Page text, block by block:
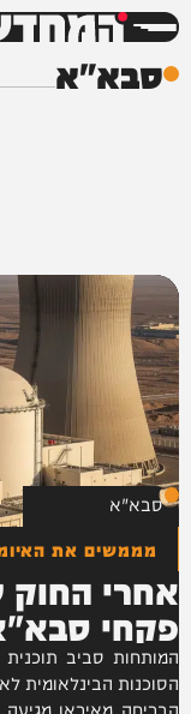
המחדש
סבא"א
סבא"א
מממשים את
אחרי
פקחי
המותחות סביב
הסוכנות הבינלאומית